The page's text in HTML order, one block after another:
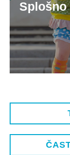
Splošno